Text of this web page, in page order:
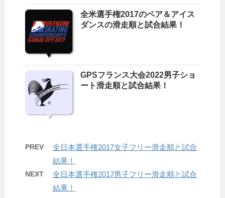
全米選手権2017のペア＆アイス
ダンスの滑走順と試合結果！
GPSフランス大会2022男子ショ
ート滑走順と試合結果！
PREV
全日本選手権2017女子フリー滑走順と試合
結果！
NEXT
全日本選手権2017男子フリー滑走順と試合
結果！